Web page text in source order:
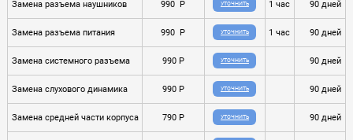
Замена разъема наушников 990 P УТОЧНИТЬ 1 час 90 дней
Замена разъема питания 990 P УТОЧНИТЬ 1 час 90 дней
Замена системного разъема 990 P УТОЧНИТЬ 90 дней
Замена слухового динамика 990 P УТОЧНИТЬ 90 дней
Замена средней части корпуса 790 P УТОЧНИТЬ 90 дней